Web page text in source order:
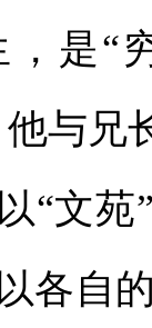
“穷
与兄
“文
各自